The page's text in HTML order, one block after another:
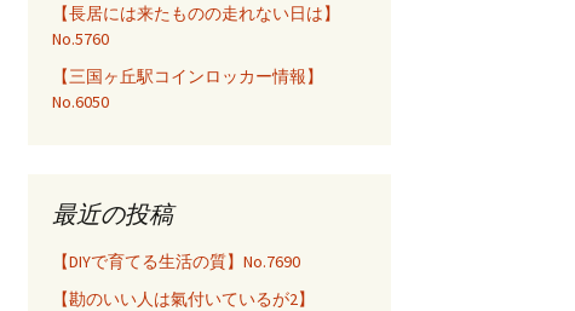
【長居には来たものの走れない日は】
No.5760
【三国ヶ丘駅コインロッカー情報】
No.6050
最近の投稿
【DIYで育てる生活の質】No.7690
【勘のいい人は氣付いているが2】